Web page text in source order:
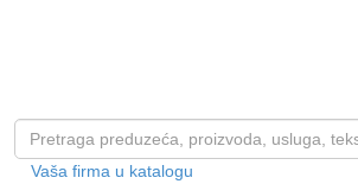
Vaša firma u katalogu